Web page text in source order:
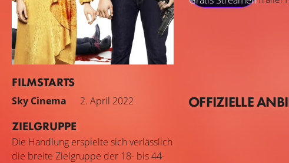
FILMSTARTS
Sky Cinema 2. April 2022
ZIELGRUPPE
Die Handlung erspielte sich verlässlich
die breite Zielgruppe der 18- bis 44-
entschieden zur
OFFIZIELLE